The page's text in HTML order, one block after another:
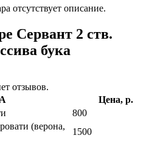
отсутствует описание.
Сервант 2 ств.
бука
отзывов.
Цена, р.
800
(верона,
1500